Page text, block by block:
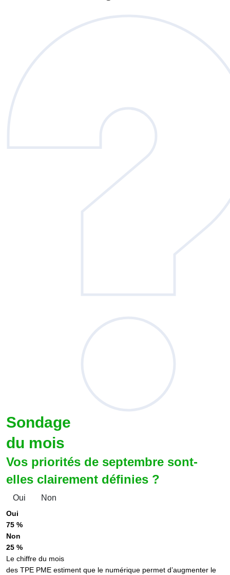
Sondage
du mois
Vos priorités de septembre sont-
elles clairement définies ?
Oui Non
Oui
75 %
Non
25 %
Le chiffre du mois
des TPE PME estiment que le numérique permet d’augmenter le